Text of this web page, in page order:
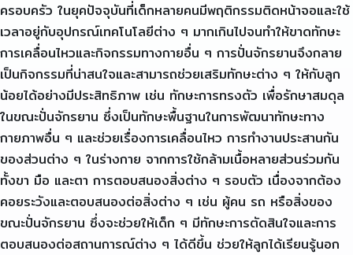
ครอบครัว ในยุคปัจจุบันที่เด็กหลายคนมีพฤติกรรมติดหน้าจอและใช้
เวลาอยู่กับอุปกรณ์เทคโนโลยีต่าง ๆ มากเกินไปจนทำให้ขาดทักษะ
การเคลื่อนไหวและกิจกรรมทางกายอื่น ๆ การปั่นจักรยานจึงกลาย
เป็นกิจกรรมที่น่าสนใจและสามารถช่วยเสริมทักษะต่าง ๆ ให้กับลูก
น้อยได้อย่างมีประสิทธิภาพ เช่น ทักษะการทรงตัว เพื่อรักษาสมดุล
ในขณะปั่นจักรยาน ซึ่งเป็นทักษะพื้นฐานในการพัฒนาทักษะทาง
กายภาพอื่น ๆ และช่วยเรื่องการเคลื่อนไหว การทำงานประสานกัน
ของส่วนต่าง ๆ ในร่างกาย จากการใช้กล้ามเนื้อหลายส่วนร่วมกัน
ทั้งขา มือ และตา การตอบสนองสิ่งต่าง ๆ รอบตัว เนื่องจากต้อง
คอยระวังและตอบสนองต่อสิ่งต่าง ๆ เช่น ผู้คน รถ หรือสิ่งของ
ขณะปั่นจักรยาน ซึ่งจะช่วยให้เด็ก ๆ มีทักษะการตัดสินใจและการ
ตอบสนองต่อสถานการณ์ต่าง ๆ ได้ดีขึ้น ช่วยให้ลูกได้เรียนรู้นอก